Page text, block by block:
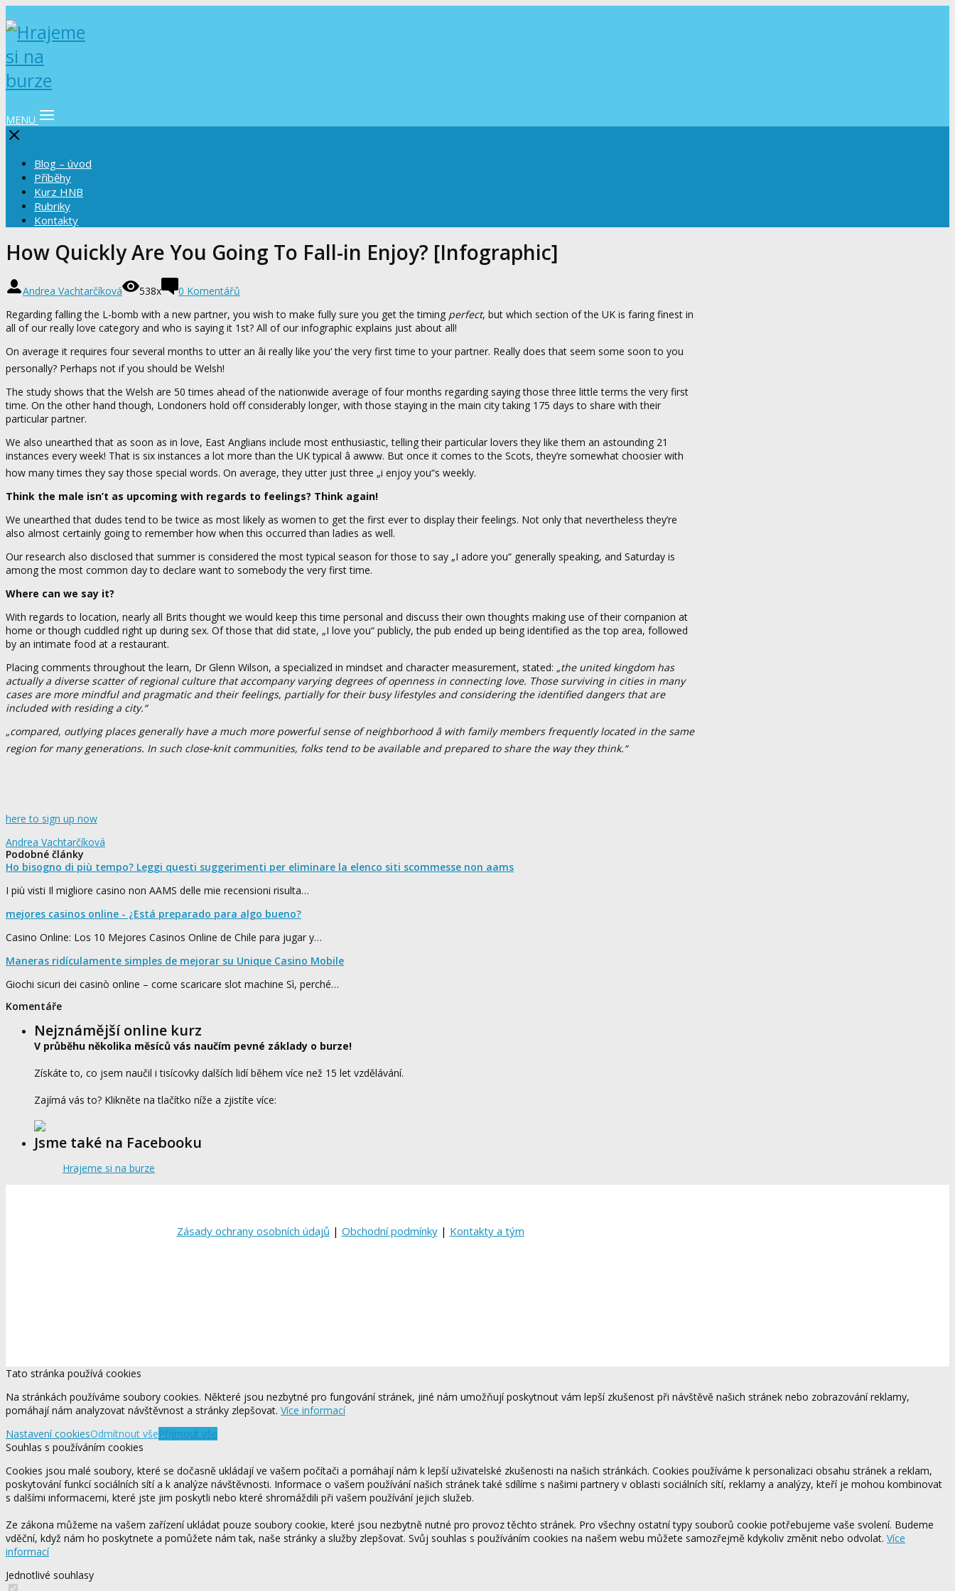
MENU
Blog – úvod
Příběhy
Kurz HNB
Rubriky
Kontakty
How Quickly Are You Going To Fall-in Enjoy? [Infographic]
Andrea Vachtarčíková 538x
0 Komentářů
Regarding falling the L-bomb with a new partner, you wish to make fully sure you get the timing perfect, but which section of the UK is faring finest in
all of our really love category and who is saying it 1st? All of our infographic explains just about all!
On average it requires four several months to utter an âi really like you‘ the very first time to your partner. Really does that seem some soon to you
personally? Perhaps not if you should be Welsh!
The study shows that the Welsh are 50 times ahead of the nationwide average of four months regarding saying those three little terms the very first
time. On the other hand though, Londoners hold off considerably longer, with those staying in the main city taking 175 days to share with their
particular partner.
We also unearthed that as soon as in love, East Anglians include most enthusiastic, telling their particular lovers they like them an astounding 21
instances every week! That is six instances a lot more than the UK typical â awww. But once it comes to the Scots, they’re somewhat choosier with
how many times they say those special words. On average, they utter just three „i enjoy you“s weekly.
Think the male isn’t as upcoming with regards to feelings? Think again!
We unearthed that dudes tend to be twice as most likely as women to get the first ever to display their feelings. Not only that nevertheless they’re
also almost certainly going to remember how when this occurred than ladies as well.
Our research also disclosed that summer is considered the most typical season for those to say „I adore you“ generally speaking, and Saturday is
among the most common day to declare want to somebody the very first time.
Where can we say it?
With regards to location, nearly all Brits thought we would keep this time personal and discuss their own thoughts making use of their companion at
home or though cuddled right up during sex. Of those that did state, „I love you“ publicly, the pub ended up being identified as the top area, followed
by an intimate food at a restaurant.
Placing comments throughout the learn, Dr Glenn Wilson, a specialized in mindset and character measurement, stated: „the united kingdom has
actually a diverse scatter of regional culture that accompany varying degrees of openness in connecting love. Those surviving in cities in many
cases are more mindful and pragmatic and their feelings, partially for their busy lifestyles and considering the identified dangers that are
included with residing a city.“
„compared, outlying places generally have a much more powerful sense of neighborhood â with family members frequently located in the same
region for many generations. In such close-knit communities, folks tend to be available and prepared to share the way they think.“
here to sign up now
Andrea Vachtarčíková
Podobné články
Ho bisogno di più tempo? Leggi questi suggerimenti per eliminare la elenco siti scommesse non aams
I più visti Il migliore casino non AAMS delle mie recensioni risulta…
mejores casinos online - ¿Está preparado para algo bueno?
Casino Online: Los 10 Mejores Casinos Online de Chile para jugar y…
Maneras ridículamente simples de mejorar su Unique Casino Mobile
Giochi sicuri dei casinò online – come scaricare slot machine Sì, perché…
Komentáře
Nejznámější online kurz
V průběhu několika měsíců vás naučím pevné základy o burze!
Získáte to, co jsem naučil i tisícovky dalších lidí během více než 15 let vzdělávání.
Zajímá vás to? Klikněte na tlačítko níže a zjistíte více:
Jsme také na Facebooku
Hrajeme si na burze
Zásady ochrany osobních údajů | Obchodní podmínky| Kontakty a tým
Tato stránka používá cookies
Na stránkách používáme soubory cookies. Některé jsou nezbytné pro fungování stránek, jiné nám umožňují poskytnout vám lepší zkušenost při návštěvě našich stránek nebo zobrazování reklamy,
pomáhají nám analyzovat návštěvnost a stránky zlepšovat. Více informací
Nastavení cookiesOdmítnout všePřijmout vše
Souhlas s používáním cookies
Cookies jsou malé soubory, které se dočasně ukládají ve vašem počítači a pomáhají nám k lepší uživatelské zkušenosti na našich stránkách. Cookies používáme k personalizaci obsahu stránek a reklam,
poskytování funkcí sociálních sítí a k analýze návštěvnosti. Informace o vašem používání našich stránek také sdílíme s našimi partnery v oblasti sociálních sítí, reklamy a analýzy, kteří je mohou kombinovat
s dalšími informacemi, které jste jim poskytli nebo které shromáždili při vašem používání jejich služeb.
Ze zákona můžeme na vašem zařízení ukládat pouze soubory cookie, které jsou nezbytně nutné pro provoz těchto stránek. Pro všechny ostatní typy souborů cookie potřebujeme vaše svolení. Budeme
vděční, když nám ho poskytnete a pomůžete nám tak, naše stránky a služby zlepšovat. Svůj souhlas s používáním cookies na našem webu můžete samozřejmě kdykoliv změnit nebo odvolat. Více
informací
Jednotlivé souhlasy